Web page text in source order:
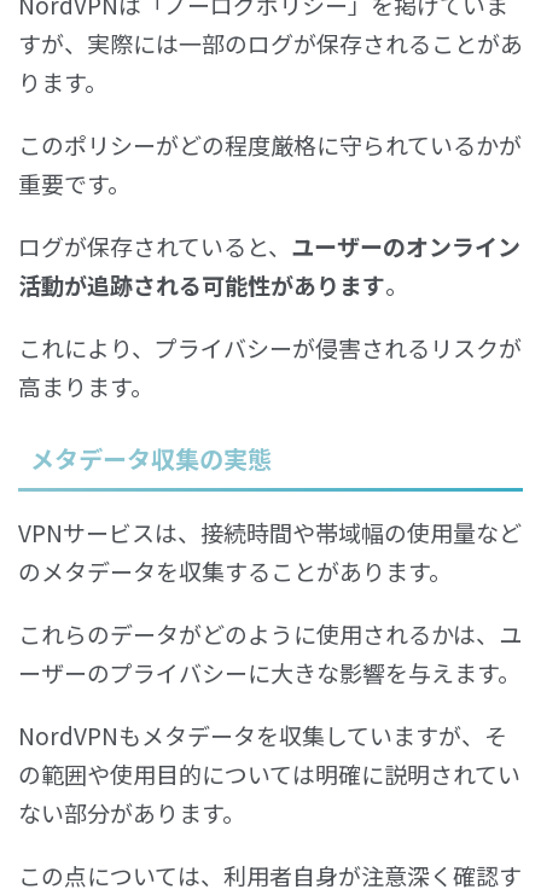
すが、実際には一部のログが保存されることがあ
ります。
このポリシーがどの程度厳格に守られているかが
重要です。
ログが保存されていると、 ユーザーのオンライン
活動が追跡される可能性があります。
これにより、プライバシーが侵害されるリスクが
高まります。
メタデータ収集の実態
VPNサービスは、接続時間や帯域幅の使用量など
のメタデータを収集することがあります。
これらのデータがどのように使用されるかは、ユ
ーザーのプライバシーに大きな影響を与えます。
NordVPNもメタデータを収集していますが、そ
の範囲や使用目的については明確に説明されてい
ない部分があります。
この点については、利用者自身が注意深く確認す